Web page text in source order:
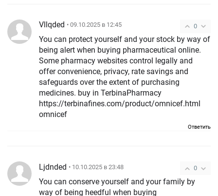
0
Vllqded • 09.10.2025 в 12:45
You can protect yourself and your stock by way of
being alert when buying pharmaceutical online.
Some pharmacy websites control legally and
offer convenience, privacy, rate savings and
safeguards over the extent of purchasing
medicines. buy in TerbinaPharmacy
https://terbinafines.com/product/omnicef.html
omnicef
Ответить
0
Ljdnded • 10.10.2025 в 23:48
You can conserve yourself and your family by
way of being heedful when buying